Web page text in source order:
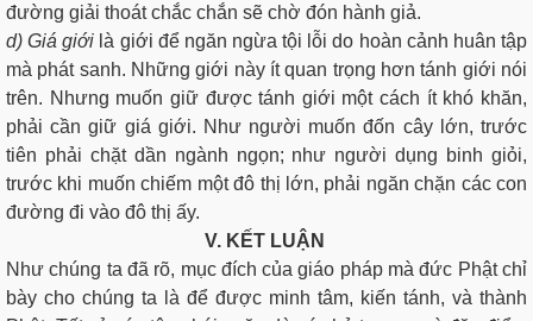
đường giải thoát chắc chắn sẽ chờ đón hành giả.
d) Giá giới là giới để ngăn ngừa tội lỗi do hoàn cảnh huân tập
mà phát sanh. Những giới này ít quan trọng hơn tánh giới nói
trên. Nhưng muốn giữ được tánh giới một cách ít khó khăn,
phải cần giữ giá giới. Như người muốn đốn cây lớn, trước
tiên phải chặt dần ngành ngọn; như người dụng binh giỏi,
trước khi muốn chiếm một đô thị lớn, phải ngăn chặn các con
đường đi vào đô thị ấy.
V. KẾT LUẬN
Như chúng ta đã rõ, mục đích của giáo pháp mà đức Phật chỉ
bày cho chúng ta là để được minh tâm, kiến tánh, và thành